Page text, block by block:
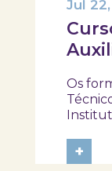
rica
Jul
Os
Saúde
+